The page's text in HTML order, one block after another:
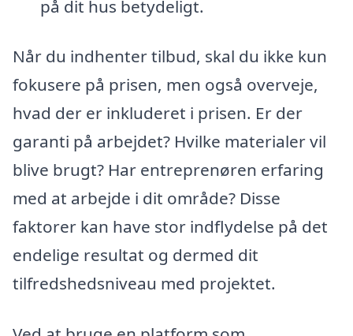
på dit hus betydeligt.
Når du indhenter tilbud, skal du ikke kun
fokusere på prisen, men også overveje,
hvad der er inkluderet i prisen. Er der
garanti på arbejdet? Hvilke materialer vil
blive brugt? Har entreprenøren erfaring
med at arbejde i dit område? Disse
faktorer kan have stor indflydelse på det
endelige resultat og dermed dit
tilfredshedsniveau med projektet.